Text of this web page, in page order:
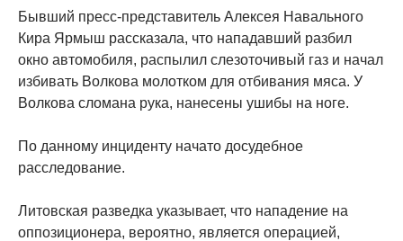
Бывший пресс-представитель Алексея Навального
Кира Ярмыш рассказала, что нападавший разбил
окно автомобиля, распылил слезоточивый газ и начал
избивать Волкова молотком для отбивания мяса. У
Волкова сломана рука, нанесены ушибы на ноге.
По данному инциденту начато досудебное
расследование.
Литовская разведка указывает, что нападение на
оппозиционера, вероятно, является операцией,